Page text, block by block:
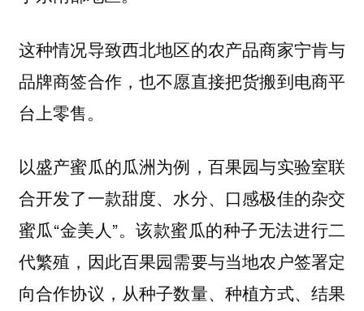
这种情况导致西北地区的农产品商家宁肯与
品牌商签合作，也不愿直接把货搬到电商平
台上零售。
以盛产蜜瓜的瓜洲为例，百果园与实验室联
合开发了一款甜度、水分、口感极佳的杂交
蜜瓜“金美人”。该款蜜瓜的种子无法进行二
代繁殖，因此百果园需要与当地农户签署定
向合作协议，从种子数量、种植方式、结果